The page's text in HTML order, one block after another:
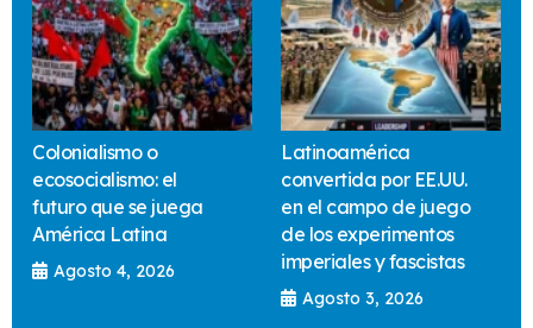
Colonialismo o
ecosocialismo: el
futuro que se juega
América Latina
Agosto 4, 2026
Latinoamérica
convertida por EE.UU.
en el campo de juego
de los experimentos
imperiales y fascistas
Agosto 3, 2026